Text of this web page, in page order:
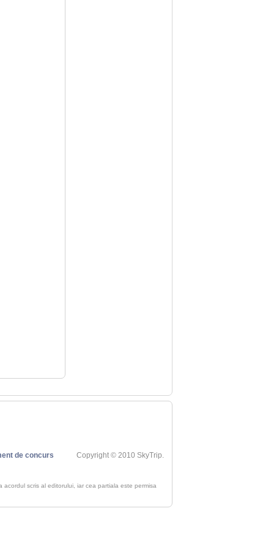
de concurs Copyright © 2010 SkyTrip.
scris al editorului, iar cea partiala este permisa